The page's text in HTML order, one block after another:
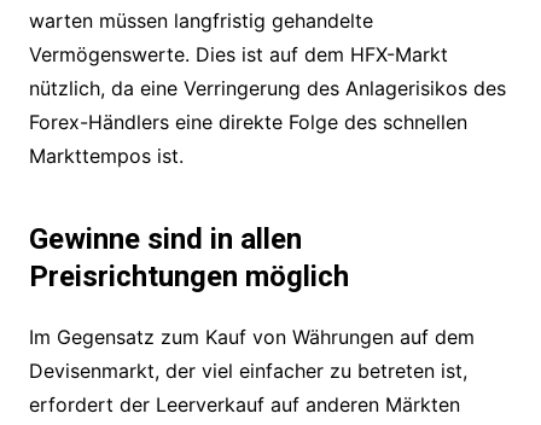
warten müssen langfristig gehandelte
Vermögenswerte. Dies ist auf dem HFX-Markt
nützlich, da eine Verringerung des Anlagerisikos des
Forex-Händlers eine direkte Folge des schnellen
Markttempos ist.
Gewinne sind in allen
Preisrichtungen möglich
Im Gegensatz zum Kauf von Währungen auf dem
Devisenmarkt, der viel einfacher zu betreten ist,
erfordert der Leerverkauf auf anderen Märkten